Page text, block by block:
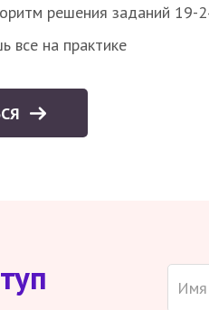
решения заданий 19-
все на практике